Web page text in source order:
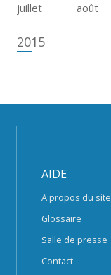
juillet
août
2015
AIDE
A propos du site
Glossaire
Salle de presse
Contact